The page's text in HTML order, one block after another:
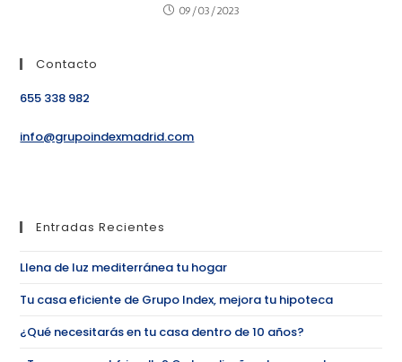
09/03/2023
Contacto
655 338 982
info@grupoindexmadrid.com
Entradas Recientes
Llena de luz mediterránea tu hogar
Tu casa eficiente de Grupo Index, mejora tu hipoteca
¿Qué necesitarás en tu casa dentro de 10 años?